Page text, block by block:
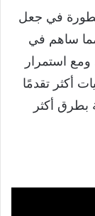
في جعل
مما ساهم في
ومع استمرار
أكثر تقدمًا
بطرق أكثر